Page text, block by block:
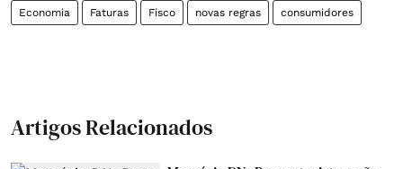
Economia Faturas Fisco novas regras consumidores
Artigos Relacionados